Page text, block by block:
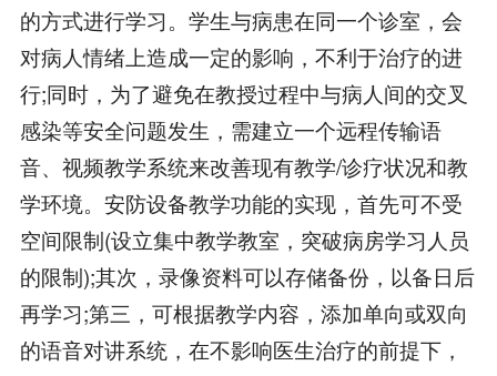
的方式进行学习。学生与病患在同一个诊室，会
对病人情绪上造成一定的影响，不利于治疗的进
行;同时，为了避免在教授过程中与病人间的交叉
感染等安全问题发生，需建立一个远程传输语
音、视频教学系统来改善现有教学/诊疗状况和教
学环境。安防设备教学功能的实现，首先可不受
空间限制(设立集中教学教室，突破病房学习人员
的限制);其次，录像资料可以存储备份，以备日后
再学习;第三，可根据教学内容，添加单向或双向
的语音对讲系统，在不影响医生治疗的前提下，